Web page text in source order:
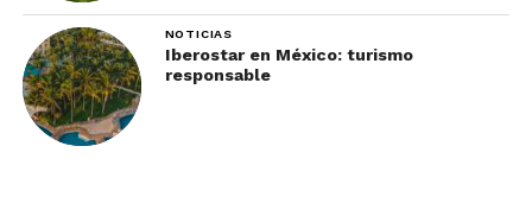
NOTICIAS
Iberostar en México: turismo
responsable